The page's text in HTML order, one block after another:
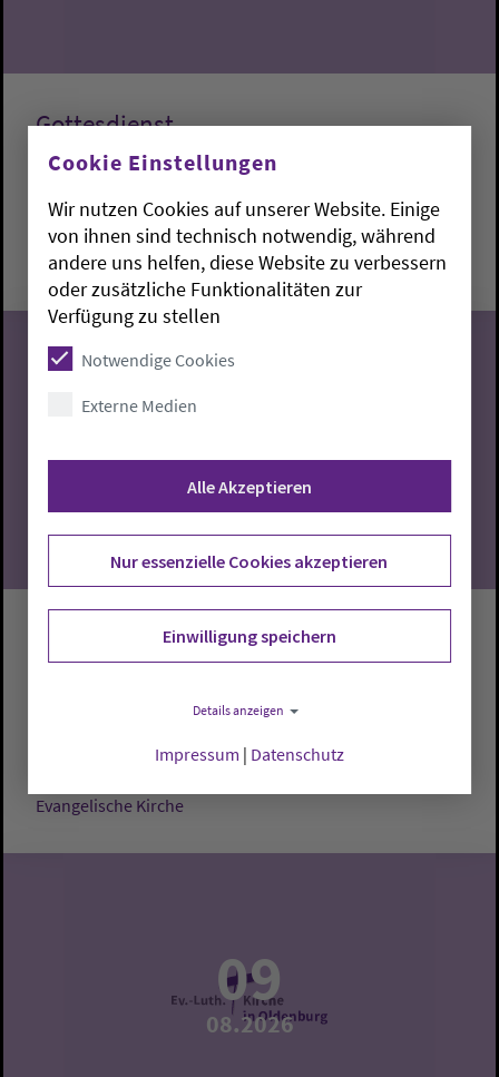
Gottesdienst
Sonntag, 9.8.2026, 10 Uhr
Kapelle am Deich
08.2026
Gottesdienst
Evangelische Kirche
Evangelische Kirche
09
08.2026
Cookie Einstellungen
Wir nutzen Cookies auf unserer Website. Einige
von ihnen sind technisch notwendig, während
andere uns helfen, diese Website zu verbessern
oder zusätzliche Funktionalitäten zur
Verfügung zu stellen
Notwendige Cookies
Externe Medien
Alle Akzeptieren
Nur essenzielle Cookies akzeptieren
Einwilligung speichern
Details anzeigen
Impressum | Datenschutz